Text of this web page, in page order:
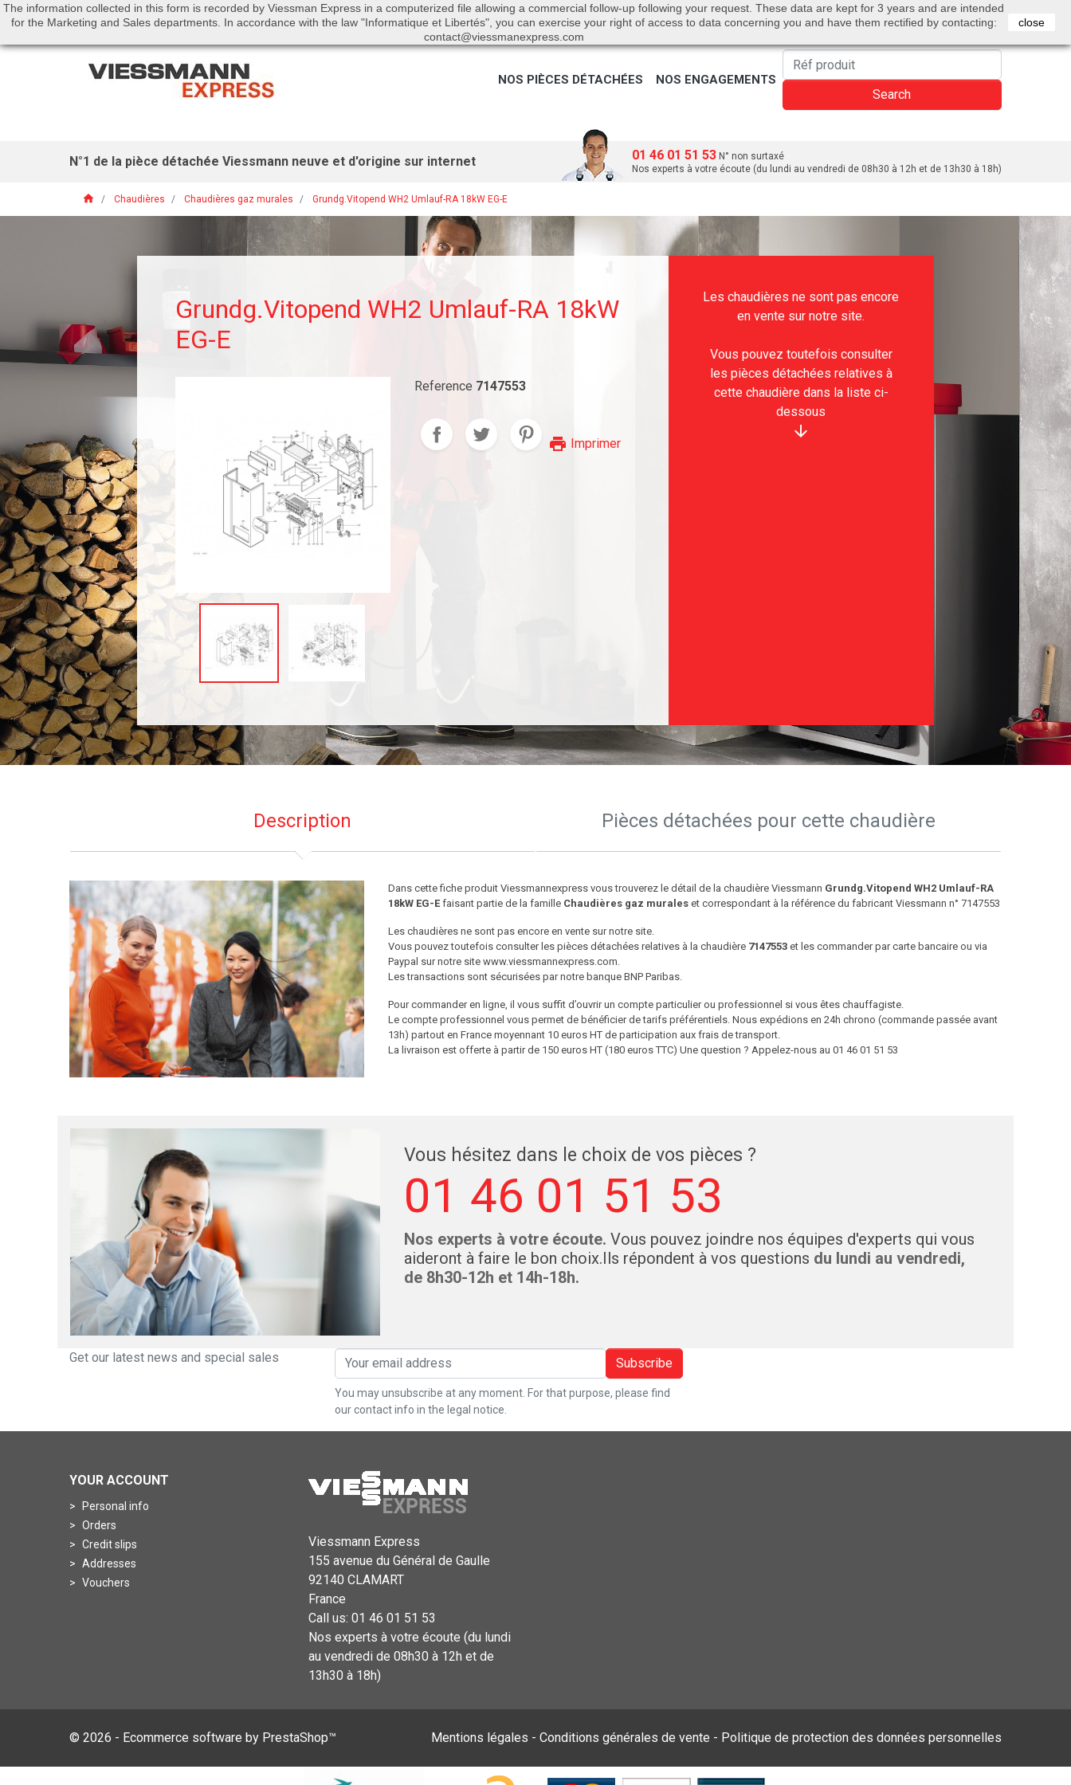
Call us:01 46 01 51 53 English Bienvenue Sign in 0 Cart
NOS PIÈCES DÉTACHÉES NOS ENGAGEMENTS
Search
N°1 de la pièce détachée Viessmann neuve et d'origine sur internet 01 46 01 51 53 N° non surtaxé
Nos experts à votre écoute (du lundi au vendredi de 08h30 à 12h et de 13h30 à 18h)
home Chaudières Chaudières gaz murales Grundg.Vitopend WH2 Umlauf-RA 18kW EG-E
Grundg.Vitopend WH2 Umlauf-RA 18kW
EG-E
Reference 7147553
print Imprimer
Les chaudières ne sont pas encore
en vente sur notre site.
Vous pouvez toutefois consulter
les pièces détachées relatives à
cette chaudière dans la liste ci-
dessous
arrow_downward
Description Pièces détachées pour cette chaudière
Dans cette fiche produit Viessmannexpress vous trouverez le détail de la chaudière Viessmann Grundg.Vitopend WH2 Umlauf-RA
18kW EG-Efaisant partie de la famille Chaudières gaz muraleset correspondant à la référence du fabricant Viessmann n° 7147553
Les chaudières ne sont pas encore en vente sur notre site.
Vous pouvez toutefois consulter les pièces détachées relatives à la chaudière 7147553et les commander par carte bancaire ou via
Paypal sur notre site www.viessmannexpress.com.
Les transactions sont sécurisées par notre banque BNP Paribas.
Pour commander en ligne, il vous suffit d’ouvrir un compte particulier ou professionnel si vous êtes chauffagiste.
Le compte professionnel vous permet de bénéficier de tarifs préférentiels. Nous expédions en 24h chrono (commande passée avant
13h) partout en France moyennant 10 euros HT de participation aux frais de transport.
La livraison est offerte à partir de 150 euros HT (180 euros TTC) Une question ? Appelez-nous au 01 46 01 51 53
Vous hésitez dans le choix de vos pièces ?
01 46 01 51 53
Nos experts à votre écoute. Vous pouvez joindre nos équipes d'experts qui vous
aideront à faire le bon choix.Ils répondent à vos questions du lundi au vendredi,
de 8h30-12h et 14h-18h.
Get our latest news and special sales Subscribe
You may unsubscribe at any moment. For that purpose, please find
our contact info in the legal notice.
YOUR ACCOUNT
Personal info
Orders
Credit slips
Addresses
Vouchers
Viessmann Express
155 avenue du Général de Gaulle
92140 CLAMART
France
Call us: 01 46 01 51 53
Nos experts à votre écoute (du lundi
au vendredi de 08h30 à 12h et de
13h30 à 18h)
The information collected in this form is recorded by Viessman Express in a computerized file allowing a commercial follow-up following your request. These data are kept for 3 years and are intended
for the Marketing and Sales departments. In accordance with the law "Informatique et Libertés", you can exercise your right of access to data concerning you and have them rectified by contacting:
contact@viessmanexpress.com
close
© 2026 - Ecommerce software by PrestaShop™ Mentions légales - Conditions générales de vente - Politique de protection des données personnelles